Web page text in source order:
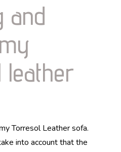
and
leather
Torresol Leather sofa.
into account that the